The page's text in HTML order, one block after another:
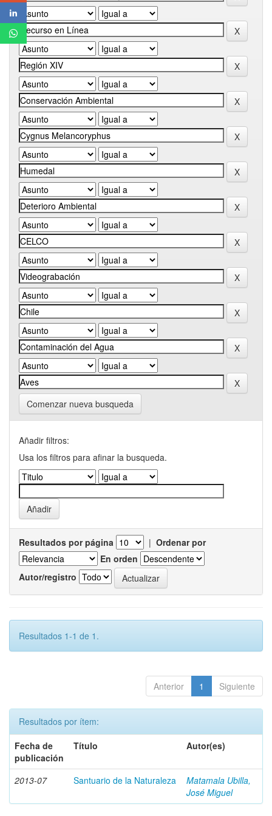
Comenzar nueva busqueda
Añadir filtros:
Usa los filtros para afinar la busqueda.
Resultados por página | Ordenar por
En orden
Autor/registro
Resultados 1-1 de 1.
Anterior 1 Siguiente
Resultados por ítem:
Fecha de
publicación
Título Autor(es)
2013-07 Santuario de la Naturaleza
Matamala Ubilla,
José Miguel